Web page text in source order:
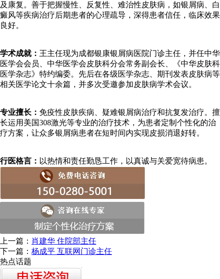
及康复。善于把握慢性、反复性、难治性皮肤病，如银屑病、白
癜风等疾病治疗后期患者的心理疏导，深得患者信任，临床效果
良好。
学术成就： 王主任现为成都银康银屑病医院门诊主任，并任中华
医学会会员、中华医学会皮肤科分会常务副会长、《中华皮肤科
医学杂志》特约编委。先后在各级医学杂志、期刊发表皮肤病等
相关医学论文十余篇，并多次受邀参加皮肤病学术会议。
专业擅长： 免疫性皮肤疾病、疑难银屑病治疗和抗复发治疗。擅
长运用美国308激光等专业的治疗技术，为患者定制个性化的治
疗方案，让众多银屑病患者在短时间内实现皮损消退好转。
行医格言： 以热情和责任勤恳工作，以真诚与关爱宽待病患。
上一篇： 肖建华 住院部主任
下一篇： 杨成平 互联网门诊主任
热点话题